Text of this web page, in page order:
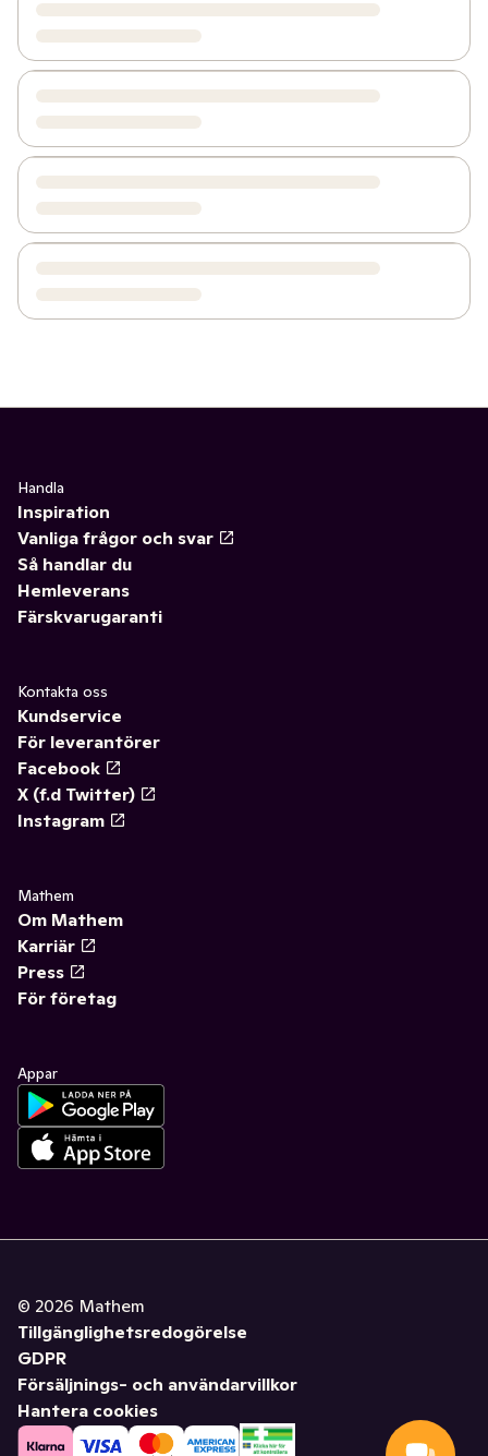
Handla
Inspiration
Vanliga frågor och svar
Så handlar du
Hemleverans
Färskvarugaranti
Kontakta oss
Kundservice
För leverantörer
Facebook
X (f.d Twitter)
Instagram
Mathem
Om Mathem
Karriär
Press
För företag
Appar
© 2026 Mathem
Tillgänglighetsredogörelse
GDPR
Försäljnings- och användarvillkor
Hantera cookies